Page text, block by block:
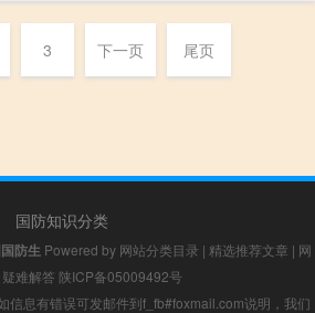
3 下一页 尾页
国防知识分类
防生 Powered by 网站分类目录 | 精选推荐文章 | 网
疑难解答 陕ICP备05009492号
信息有错误可发邮件到f_fb#foxmail.com说明，我们